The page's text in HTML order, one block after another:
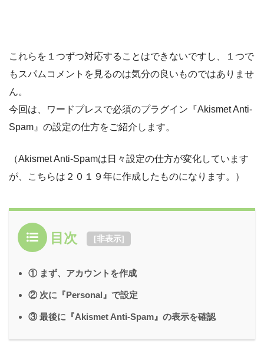
これらを１つずつ対応することはできないですし、１つで
もスパムコメントを見るのは気分の良いものではありませ
ん。
今回は、ワードプレスで必須のプラグイン『Akismet Anti-
Spam』の設定の仕方をご紹介します。
（Akismet Anti-Spamは日々設定の仕方が変化しています
が、こちらは２０１９年に作成したものになります。）
目次 [非表示]
① まず、アカウントを作成
② 次に『Personal』で設定
③ 最後に『Akismet Anti-Spam』の表示を確認